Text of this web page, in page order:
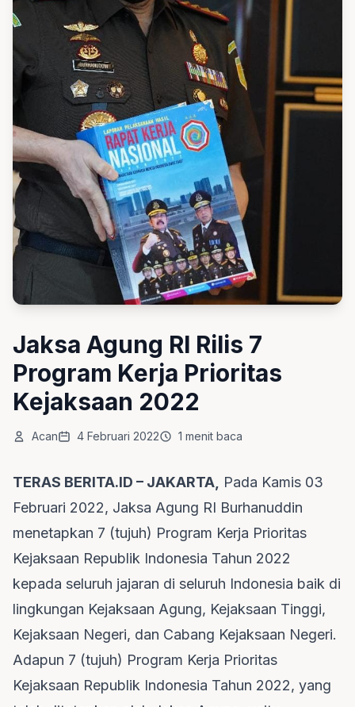
Jaksa Agung RI Rilis 7
Program Kerja Prioritas
Kejaksaan 2022
Acan 4 Februari 2022 1 menit baca
TERAS BERITA.ID – JAKARTA,
Pada Kamis 03
Februari 2022, Jaksa Agung RI Burhanuddin
menetapkan 7 (tujuh) Program Kerja Prioritas
Kejaksaan Republik Indonesia Tahun 2022
kepada seluruh jajaran di seluruh Indonesia baik di
lingkungan Kejaksaan Agung, Kejaksaan Tinggi,
Kejaksaan Negeri, dan Cabang Kejaksaan Negeri.
Adapun 7 (tujuh) Program Kerja Prioritas
Kejaksaan Republik Indonesia Tahun 2022, yang